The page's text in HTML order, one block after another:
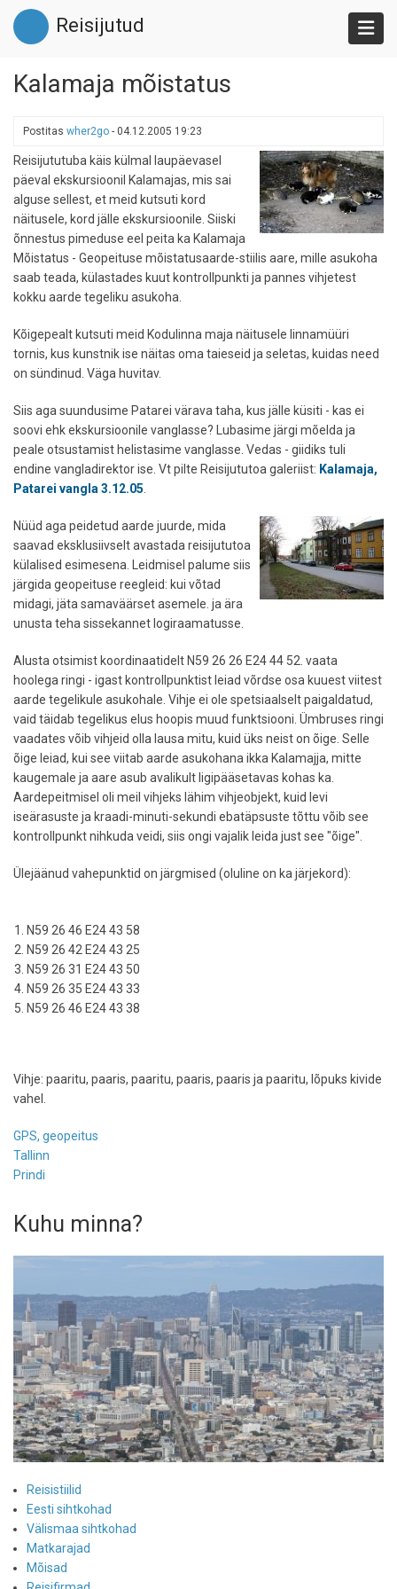
Liigu
edasi
põhisisu
Reisijutud
Kalamaja mõistatus
Postitas wher2go - 04.12.2005 19:23
Reisijututuba käis külmal laupäevasel
päeval ekskursioonil Kalamajas, mis sai
alguse sellest, et meid kutsuti kord
näitusele, kord jälle ekskursioonile. Siiski
õnnestus pimeduse eel peita ka Kalamaja
Mõistatus - Geopeituse mõistatusaarde-stiilis aare, mille asukoha
saab teada, külastades kuut kontrollpunkti ja pannes vihjetest
kokku aarde tegeliku asukoha.
Kõigepealt kutsuti meid Kodulinna maja näitusele linnamüüri
tornis, kus kunstnik ise näitas oma taieseid ja seletas, kuidas need
on sündinud. Väga huvitav.
Siis aga suundusime Patarei värava taha, kus jälle küsiti - kas ei
soovi ehk ekskursioonile vanglasse? Lubasime järgi mõelda ja
peale otsustamist helistasime vanglasse. Vedas - giidiks tuli
endine vangladirektor ise. Vt pilte Reisijututoa galeriist: Kalamaja,
Patarei vangla 3.12.05
Nüüd aga peidetud aarde juurde, mida
saavad eksklusiivselt avastada reisijututoa
külalised esimesena. Leidmisel palume siis
järgida geopeituse reegleid: kui võtad
midagi, jäta samaväärset asemele. ja ära
unusta teha sissekannet logiraamatusse.
Alusta otsimist koordinaatidelt N59 26 26 E24 44 52. vaata
hoolega ringi - igast kontrollpunktist leiad võrdse osa kuuest viitest
aarde tegelikule asukohale. Vihje ei ole spetsiaalselt paigaldatud,
vaid täidab tegelikus elus hoopis muud funktsiooni. Ümbruses ringi
vaadates võib vihjeid olla lausa mitu, kuid üks neist on õige. Selle
õige leiad, kui see viitab aarde asukohana ikka Kalamajja, mitte
kaugemale ja aare asub avalikult ligipääsetavas kohas ka.
Aardepeitmisel oli meil vihjeks lähim vihjeobjekt, kuid levi
iseärasuste ja kraadi-minuti-sekundi ebatäpsuste tõttu võib see
kontrollpunkt nihkuda veidi, siis ongi vajalik leida just see "õige".
Ülejäänud vahepunktid on järgmised (oluline on ka järjekord):
N59 26 46 E24 43 58
N59 26 42 E24 43 25
N59 26 31 E24 43 50
N59 26 35 E24 43 33
N59 26 46 E24 43 38
Vihje: paaritu, paaris, paaritu, paaris, paaris ja paaritu, lõpuks kivide
vahel.
GPS, geopeitus
Tallinn
Prindi
Kuhu minna?
Reisistiilid
Eesti sihtkohad
Välismaa sihtkohad
Matkarajad
Mõisad